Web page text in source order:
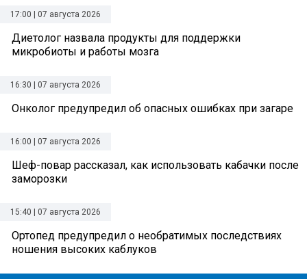
17:00 | 07 августа 2026
Диетолог назвала продукты для поддержки
микробиоты и работы мозга
16:30 | 07 августа 2026
Онколог предупредил об опасных ошибках при загаре
16:00 | 07 августа 2026
Шеф-повар рассказал, как использовать кабачки после
заморозки
15:40 | 07 августа 2026
Ортопед предупредил о необратимых последствиях
ношения высоких каблуков